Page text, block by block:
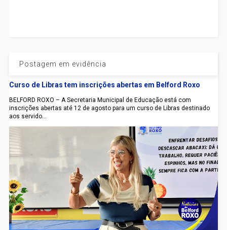
Postagem em evidência
Curso de Libras tem inscrições abertas em Belford Roxo
BELFORD ROXO – A Secretaria Municipal de Educação está com
inscrições abertas até 12 de agosto para um curso de Libras destinado
aos servido...